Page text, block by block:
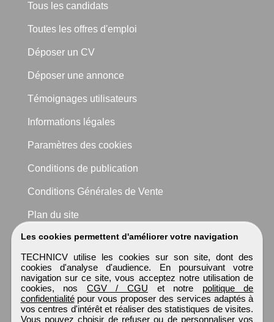
Les cookies permettent d'améliorer votre navigation
TECHNICV utilise les cookies sur son site, dont des
cookies d'analyse d'audience. En poursuivant votre
navigation sur ce site, vous acceptez notre utilisation de
cookies, nos CGV / CGU et notre politique de
confidentialitépour vous proposer des services adaptés à
vos centres d'intérêt et réaliser des statistiques de visites.
Vous pouvez choisir de refuser ou de personnaliser vos
Tous les candidats
Toutes les offres d'emploi
Déposer un CV
Déposer une annonce
Témoignages utilisateurs
Informations légales
Paramètres des cookies
Conditions de publication
Conditions Générales de Vente
Plan du site